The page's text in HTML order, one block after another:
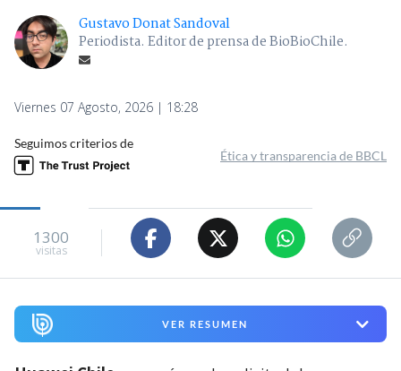
Gustavo Donat Sandoval
Periodista. Editor de prensa de BioBioChile.
Viernes 07 Agosto, 2026 | 18:28
Seguimos criterios de
Ética y transparencia de BBCL
1300
visitas
VER RESUMEN